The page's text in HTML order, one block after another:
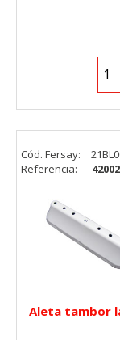
Aleta tambor
Cód. Fersay:
Referencia: